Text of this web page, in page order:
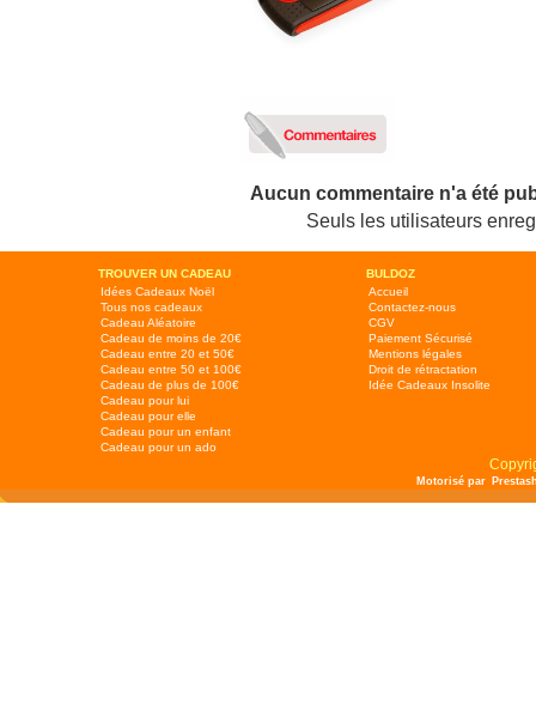
Aucun commentaire n'a été
Seuls les utilisateurs
TROUVER UN CADEAU
BULDOZ
Idées Cadeaux Noël
Tous nos cadeaux
Cadeau Aléatoire
Cadeau de moins de 20€
Cadeau entre 20 et 50€
Cadeau entre 50 et 100€
Cadeau de plus de 100€
Cadeau pour lui
Cadeau pour elle
Cadeau pour un enfant
Cadeau pour un ado
Accueil
Contactez-nous
CGV
Paiement Sécurisé
Mentions légales
Droit de rétractation
Idée Cadeaux Insolite
Motorisé par